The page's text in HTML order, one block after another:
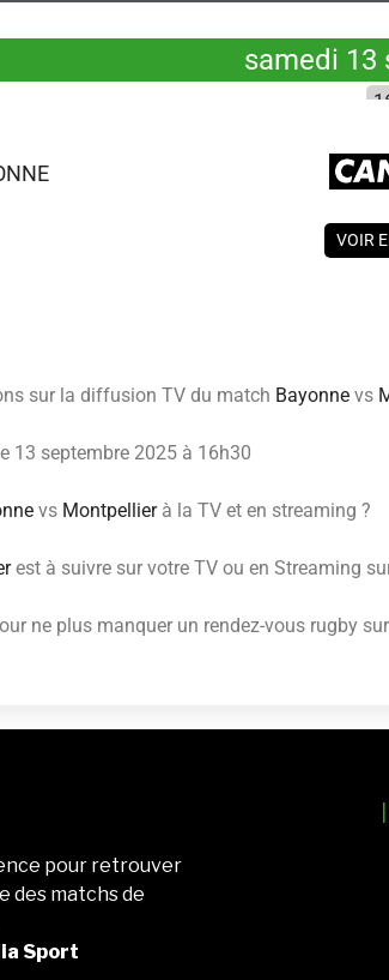
samedi 13
VOIR
sur la diffusion TV du match Bayonne vs
13 septembre 2025 à 16h30
vs Montpellierà la TV et en streaming ?
est à suivre sur votre TV ou en Streaming
ne plus manquer un rendez-vous rugby
pour retrouver
des matchs de
Sport